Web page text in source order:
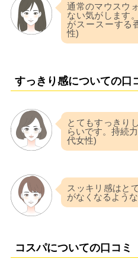
通常のマウスウ
ない気がします
がスースーする
性)
すっきり感についての口
とてもすっきり
らいです。持続
代女性)
スッキリ感はと
がなくなるよう
コスパについての口コミ